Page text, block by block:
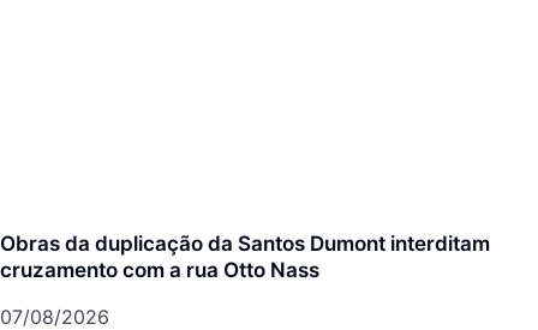
Obras da duplicação da Santos Dumont interditam
cruzamento com a rua Otto Nass
07/08/2026